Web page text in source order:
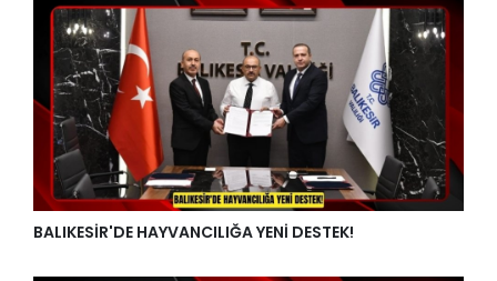
BALIKESİR'DE HAYVANCILIĞA YENİ DESTEK!